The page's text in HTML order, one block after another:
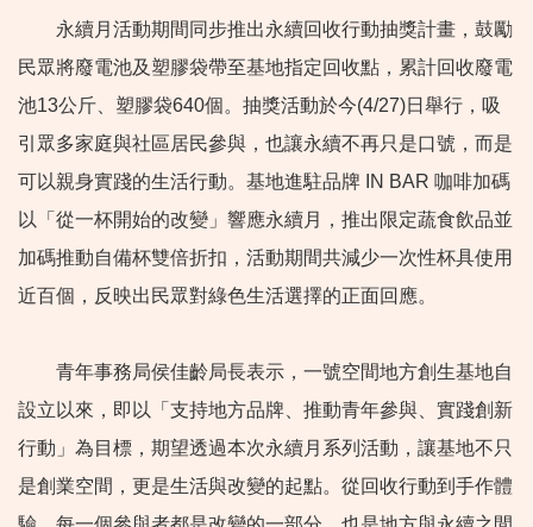
永續月活動期間同步推出永續回收行動抽獎計畫，鼓勵
民眾將廢電池及塑膠袋帶至基地指定回收點，累計回收廢電
池13公斤、塑膠袋640個。抽獎活動於今(4/27)日舉行，吸
引眾多家庭與社區居民參與，也讓永續不再只是口號，而是
可以親身實踐的生活行動。基地進駐品牌 IN BAR 咖啡加碼
以「從一杯開始的改變」響應永續月，推出限定蔬食飲品並
加碼推動自備杯雙倍折扣，活動期間共減少一次性杯具使用
近百個，反映出民眾對綠色生活選擇的正面回應。
青年事務局侯佳齡局長表示，一號空間地方創生基地自
設立以來，即以「支持地方品牌、推動青年參與、實踐創新
行動」為目標，期望透過本次永續月系列活動，讓基地不只
是創業空間，更是生活與改變的起點。從回收行動到手作體